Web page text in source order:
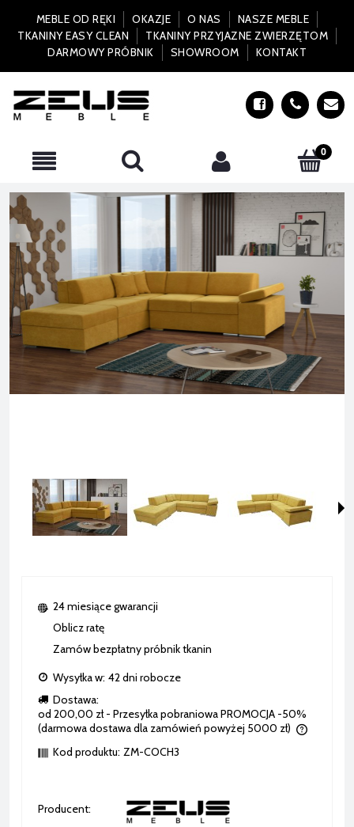
MEBLE OD RĘKI OKAZJE O NAS
NASZE MEBLE
TKANINY EASY CLEAN
TKANINY PRZYJAZNE ZWIERZĘTOM
DARMOWY PRÓBNIK
SHOWROOM KONTAKT
24 miesiące gwarancji
Oblicz ratę
Zamów bezpłatny próbnik tkanin
Wysyłka w: 42 dni robocze
Dostawa:
od 200,00 zł - Przesyłka pobraniowa PROMOCJA -50%
(darmowa dostawa dla zamówień powyżej 5000 zł)
Cena nie zawiera ewentualnych kosztów płatności
Kod produktu: ZM-COCH3
Producent: